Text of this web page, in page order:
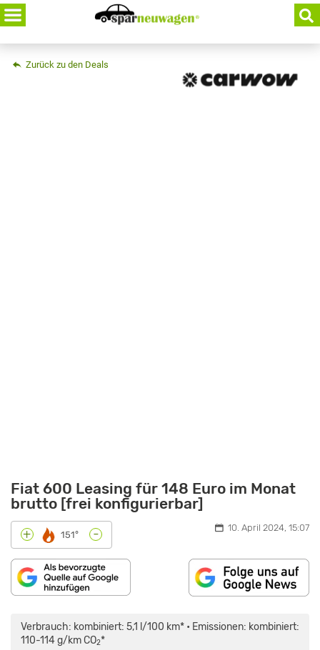
Skip
to
content
Zurück zu den Deals
Fiat 600 Leasing für 148 Euro im Monat
brutto [frei konfigurierbar]
+ 151° - 10. April 2024, 15:07
Verbrauch: kombiniert: 5,1 l/100 km* • Emissionen: kombiniert:
110-114 g/km CO2*
WIE
GUT
IST
DER